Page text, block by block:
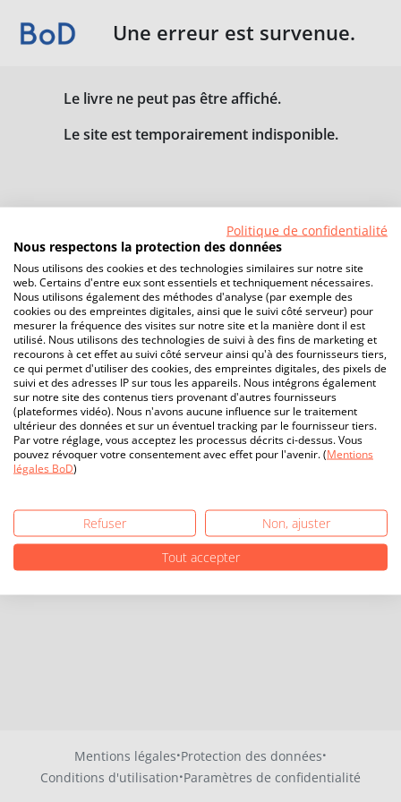
Une erreur est survenue.
Le livre ne peut pas être affiché.
Le site est temporairement indisponible.
Mentions légales·Protection des données·
Conditions d'utilisation·Paramètres de confidentialité
Politique de confidentialité
Nous respectons la protection des données
Nous utilisons des cookies et des technologies similaires sur notre site
web. Certains d'entre eux sont essentiels et techniquement nécessaires.
Nous utilisons également des méthodes d'analyse (par exemple des
cookies ou des empreintes digitales, ainsi que le suivi côté serveur) pour
mesurer la fréquence des visites sur notre site et la manière dont il est
utilisé. Nous utilisons des technologies de suivi à des fins de marketing et
recourons à cet effet au suivi côté serveur ainsi qu'à des fournisseurs tiers,
ce qui permet d'utiliser des cookies, des empreintes digitales, des pixels de
suivi et des adresses IP sur tous les appareils. Nous intégrons également
sur notre site des contenus tiers provenant d'autres fournisseurs
(plateformes vidéo). Nous n'avons aucune influence sur le traitement
ultérieur des données et sur un éventuel tracking par le fournisseur tiers.
Par votre réglage, vous acceptez les processus décrits ci-dessus. Vous
pouvez révoquer votre consentement avec effet pour l'avenir. (Mentions
légales BoD)
Refuser
Non, ajuster
Tout accepter